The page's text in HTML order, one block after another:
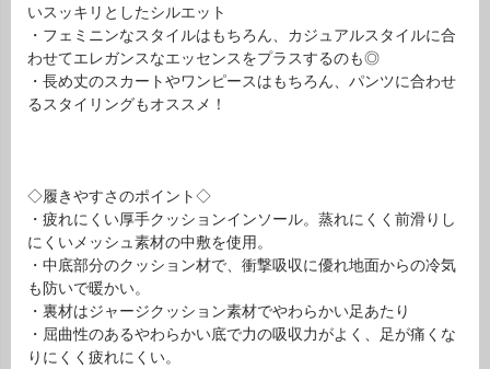
いスッキリとしたシルエット
・フェミニンなスタイルはもちろん、カジュアルスタイルに合
わせてエレガンスなエッセンスをプラスするのも◎
・長め丈のスカートやワンピースはもちろん、パンツに合わせ
るスタイリングもオススメ！
◇履きやすさのポイント◇
・疲れにくい厚手クッションインソール。蒸れにくく前滑りし
にくいメッシュ素材の中敷を使用。
・中底部分のクッション材で、衝撃吸収に優れ地面からの冷気
も防いで暖かい。
・裏材はジャージクッション素材でやわらかい足あたり
・屈曲性のあるやわらかい底で力の吸収力がよく、足が痛くな
りにくく疲れにくい。